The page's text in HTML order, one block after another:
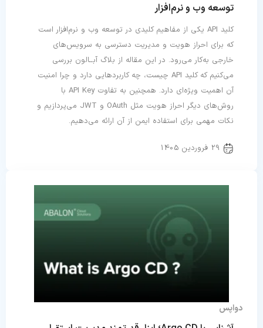
توسعه وب و نرم‌افزار
کلید API یکی از مفاهیم کلیدی در توسعه وب و نرم‌افزار است
که برای احراز هویت و مدیریت دسترسی به سرویس‌های
خارجی به‌کار می‌رود. در این مقاله از بلاگ آبــالون بررسی
می‌کنیم که کلید API چیست، چه کاربردهایی دارد و چرا امنیت
آن اهمیت ویژه‌ای دارد. همچنین به تفاوت API Key با
روش‌های دیگر احراز هویت مثل OAuth و JWT می‌پردازیم و
نکات مهمی برای استفاده ایمن از آن ارائه می‌دهیم.
29 فروردین 1405
دواپس